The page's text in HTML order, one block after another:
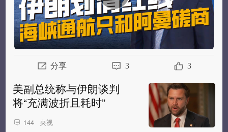
分享 3 3
美副总统称与伊朗谈判
将“充满波折且耗时”
144 央视